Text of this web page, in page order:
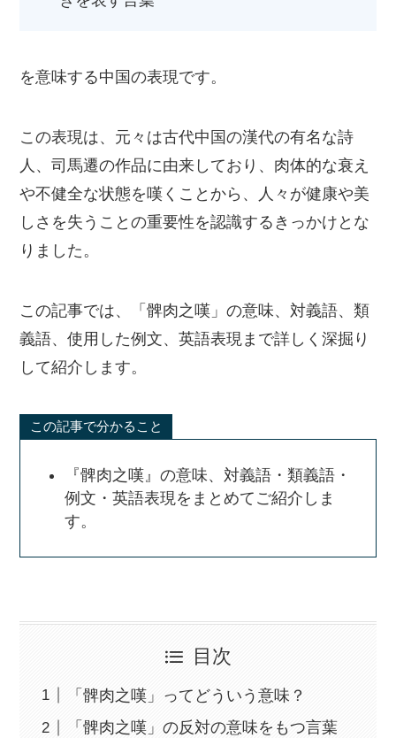
を意味する中国の表現です。
この表現は、元々は古代中国の漢代の有名な詩
人、司馬遷の作品に由来しており、肉体的な衰え
や不健全な状態を嘆くことから、人々が健康や美
しさを失うことの重要性を認識するきっかけとな
りました。
この記事では、「髀肉之嘆」の意味、対義語、類
義語、使用した例文、英語表現まで詳しく深掘り
して紹介します。
この記事で分かること
『髀肉之嘆』の意味、対義語・類義語・
例文・英語表現をまとめてご紹介しま
す。
目次
「髀肉之嘆」ってどういう意味？
「髀肉之嘆」の反対の意味をもつ言葉